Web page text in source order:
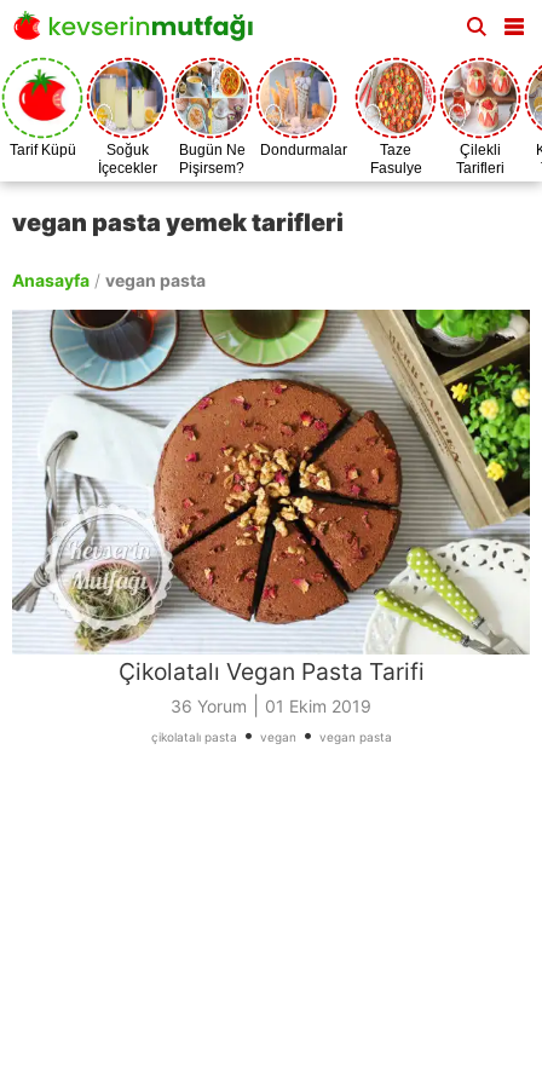
Tarif Küpü
Soğuk
İçecekler
Bugün Ne
Pişirsem?
Dondurmalar
Taze
Fasulye
Zamanı
Çilekli
Tarifleri
vegan pasta yemek tarifleri
Anasayfa / vegan pasta
Çikolatalı Vegan Pasta Tarifi
36 Yorum 01 Ekim 2019
çikolatalı pasta • vegan • vegan pasta